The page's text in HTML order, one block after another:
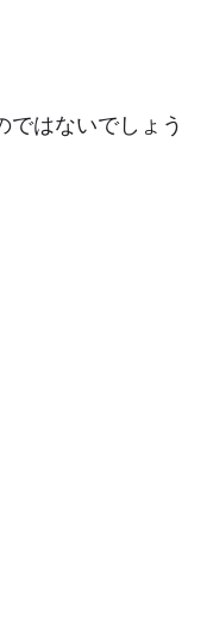
はないでしょう